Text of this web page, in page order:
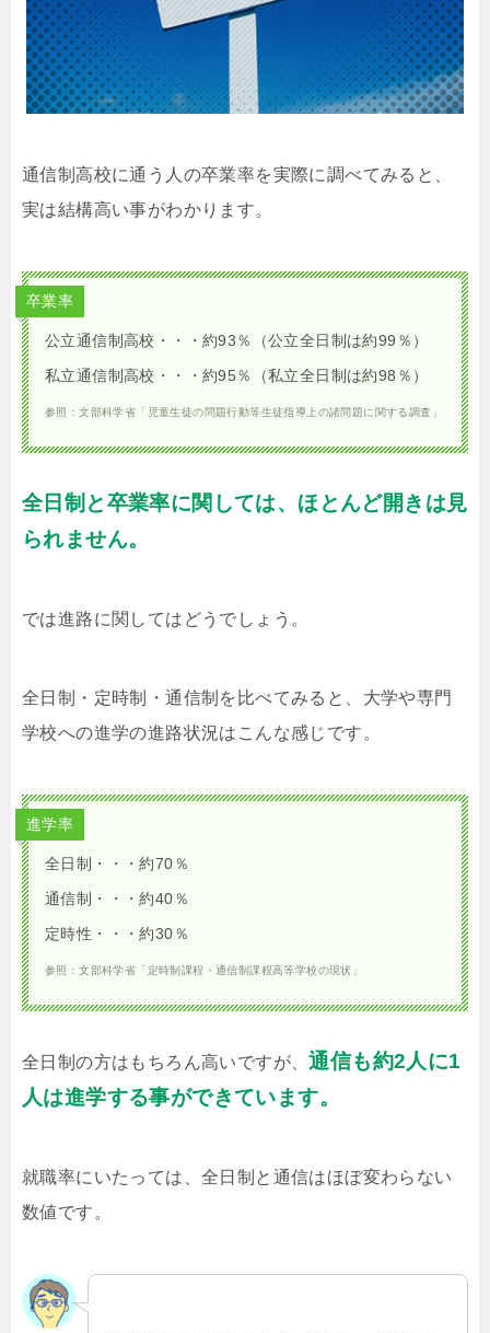
通信制高校に通う人の卒業率を実際に調べてみると、
実は結構高い事がわかります。
卒業率
公立通信制高校・・・約93％（公立全日制は約99％）
私立通信制高校・・・約95％（私立全日制は約98％）
参照：文部科学省「児童生徒の問題行動等生徒指導上の諸問題に関する調査」
全日制と卒業率に関しては、ほとんど開きは見
られません。
では進路に関してはどうでしょう。
全日制・定時制・通信制を比べてみると、大学や専門
学校への進学の進路状況はこんな感じです。
進学率
全日制・・・約70％
通信制・・・約40％
定時性・・・約30％
参照：文部科学省「定時制課程・通信制課程高等学校の現状」
全日制の方はもちろん高いですが、通信も約2人に1
人は進学する事ができています。
就職率にいたっては、全日制と通信はほぼ変わらない
数値です。